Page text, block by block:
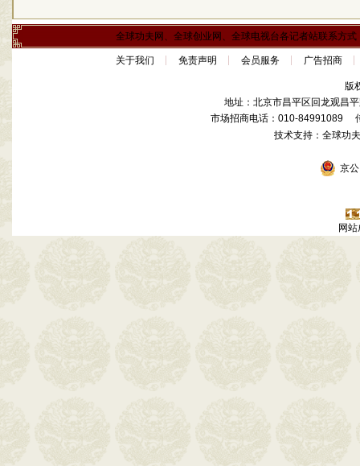
全球功夫网、全球创业网、全球电视台各记者站联系方式
关于我们 免责声明 会员服务 广告招商
版
地址：北京市昌平区回龙观昌
市场招商电话：010-84991089
技术支持：全球
京公
网